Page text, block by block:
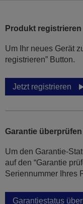
Produkt registrieren
Um Ihr neues Gerät
registrieren” Button.
Jetzt registrieren
Garantie überprüfen
Um den Garantie-
auf den “Garantie
Seriennummer Ihres
Garantiestatus